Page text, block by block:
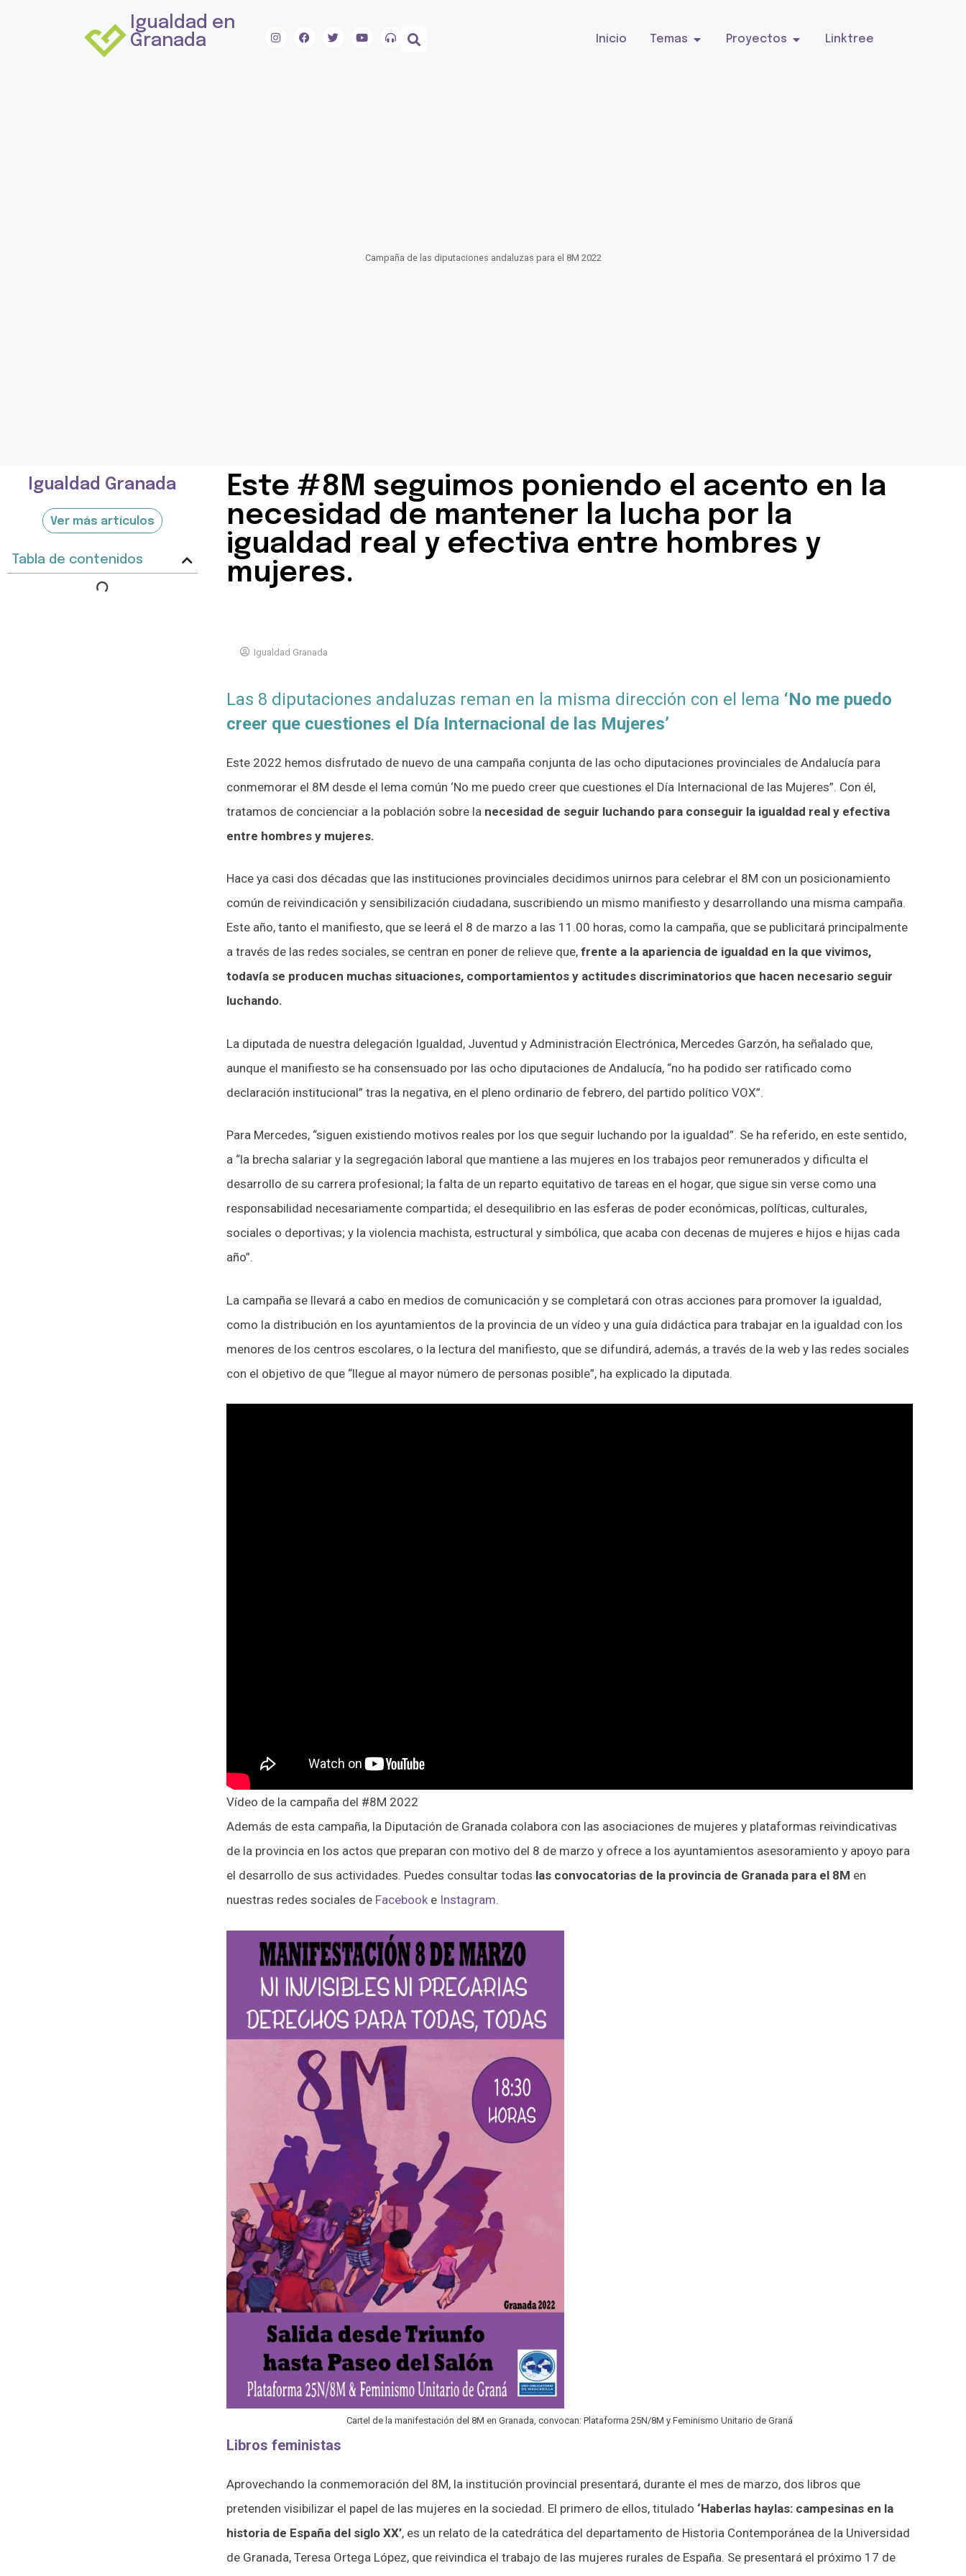
Igualdad en
Granada
Inicio Temas Proyectos Linktree
Campaña de las diputaciones andaluzas para el 8M 2022
Igualdad Granada
Ver más artículos
Tabla de contenidos
Este #8M seguimos poniendo el acento en la
necesidad de mantener la lucha por la
igualdad real y efectiva entre hombres y
mujeres.
Igualdad Granada
Las 8 diputaciones andaluzas reman en la misma dirección con el lema ‘No me puedo
creer que cuestiones el Día Internacional de las Mujeres’
Este 2022 hemos disfrutado de nuevo de una campaña conjunta de las ocho diputaciones provinciales de Andalucía para
conmemorar el 8M desde el lema común ‘No me puedo creer que cuestiones el Día Internacional de las Mujeres”. Con él,
tratamos de concienciar a la población sobre la necesidad de seguir luchando para conseguir la igualdad real y efectiva
entre hombres y mujeres.
Hace ya casi dos décadas que las instituciones provinciales decidimos unirnos para celebrar el 8M con un posicionamiento
común de reivindicación y sensibilización ciudadana, suscribiendo un mismo manifiesto y desarrollando una misma campaña.
Este año, tanto el manifiesto, que se leerá el 8 de marzo a las 11.00 horas, como la campaña, que se publicitará principalmente
a través de las redes sociales, se centran en poner de relieve que,frente a la apariencia de igualdad en la que vivimos,
todavía se producen muchas situaciones, comportamientos y actitudes discriminatorios que hacen necesario seguir
luchando.
La diputada de nuestra delegación Igualdad, Juventud y Administración Electrónica, Mercedes Garzón, ha señalado que,
aunque el manifiesto se ha consensuado por las ocho diputaciones de Andalucía, “no ha podido ser ratificado como
declaración institucional” tras la negativa, en el pleno ordinario de febrero, del partido político VOX”.
Para Mercedes, “siguen existiendo motivos reales por los que seguir luchando por la igualdad”. Se ha referido, en este sentido,
a “la brecha salariar y la segregación laboral que mantiene a las mujeres en los trabajos peor remunerados y dificulta el
desarrollo de su carrera profesional; la falta de un reparto equitativo de tareas en el hogar, que sigue sin verse como una
responsabilidad necesariamente compartida; el desequilibrio en las esferas de poder económicas, políticas, culturales,
sociales o deportivas; y la violencia machista, estructural y simbólica, que acaba con decenas de mujeres e hijos e hijas cada
año”.
La campaña se llevará a cabo en medios de comunicación y se completará con otras acciones para promover la igualdad,
como la distribución en los ayuntamientos de la provincia de un vídeo y una guía didáctica para trabajar en la igualdad con los
menores de los centros escolares, o la lectura del manifiesto, que se difundirá, además, a través de la web y las redes sociales
con el objetivo de que “llegue al mayor número de personas posible”, ha explicado la diputada.
Vídeo de la campaña del #8M 2022
Además de esta campaña, la Diputación de Granada colabora con las asociaciones de mujeres y plataformas reivindicativas
de la provincia en los actos que preparan con motivo del 8 de marzo y ofrece a los ayuntamientos asesoramiento y apoyo para
el desarrollo de sus actividades. Puedes consultar todas las convocatorias de la provincia de Granada para el 8M en
nuestras redes sociales de Facebook e Instagram.
Cartel de la manifestación del 8M en Granada, convocan: Plataforma 25N/8M y Feminismo Unitario de Graná
Libros feministas
Aprovechando la conmemoración del 8M, la institución provincial presentará, durante el mes de marzo, dos libros que
pretenden visibilizar el papel de las mujeres en la sociedad. El primero de ellos, titulado ‘Haberlas haylas: campesinas en la
historia de España del siglo XX’, es un relato de la catedrática del departamento de Historia Contemporánea de la Universidad
de Granada, Teresa Ortega López, que reivindica el trabajo de las mujeres rurales de España. Se presentará el próximo 17 de